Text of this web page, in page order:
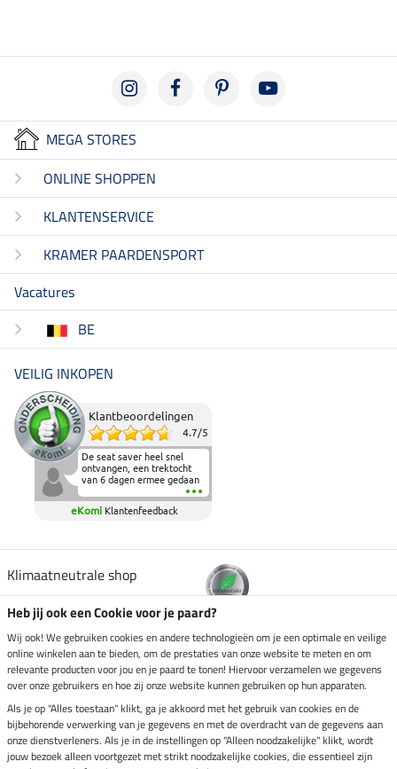
MEGA STORES
ONLINE SHOPPEN
KLANTENSERVICE
KRAMER PAARDENSPORT
Vacatures
BE
VEILIG INKOPEN
Klantbeoordelingen
4.7/5
De seat saver heel snel
ontvangen, een trektocht
van 6 dagen ermee gedaan
en deze heeft de beproeving
fantastisch doorstaan.
Heerlijk zacht om op te
elkaar in het zadel.
eKomi Klantenfeedback
Klimaatneutrale shop
Verzending per
Veilig betalen met
Heb jij ook een Cookie voor je paard?
Wij ook! We gebruiken cookies en andere technologieën om je een optimale en veilige
online winkelen aan te bieden, om de prestaties van onze website te meten en om
relevante producten voor jou en je paard te tonen! Hiervoor verzamelen we gegevens
over onze gebruikers en hoe zij onze website kunnen gebruiken op hun apparaten.
Als je op "Alles toestaan" klikt, ga je akkoord met het gebruik van cookies en de
bijbehorende verwerking van je gegevens en met de overdracht van de gegevens aan
onze dienstverleners. Als je in de instellingen op "Alleen noodzakelijke" klikt, wordt
jouw bezoek alleen voortgezet met strikt noodzakelijke cookies, die essentieel zijn